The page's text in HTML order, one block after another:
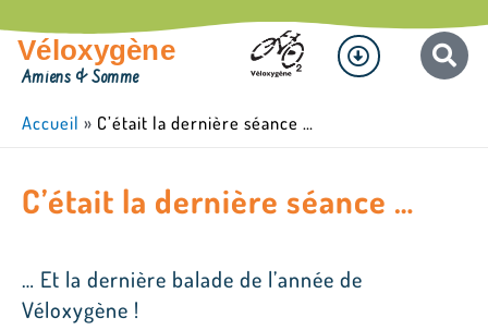
au
contenu
Véloxygène
Amiens & Somme
Menu
Accueil » C’était la dernière séance …
C’était la dernière séance …
… Et la dernière balade de l’année de
Véloxygène !